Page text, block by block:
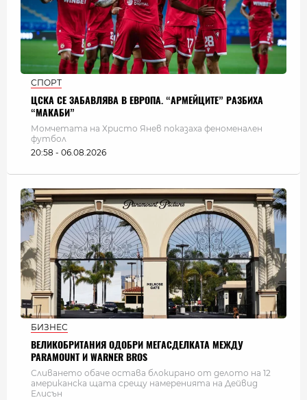
СПОРТ
ЦСКА СЕ ЗАБАВЛЯВА В ЕВРОПА. “АРМЕЙЦИТЕ” РАЗБИХА
“МАКАБИ”
Момчетата на Христо Янев показаха феноменален
футбол
20:58 - 06.08.2026
БИЗНЕС
ВЕЛИКОБРИТАНИЯ ОДОБРИ МЕГАСДЕЛКАТА МЕЖДУ
PARAMOUNT И WARNER BROS
Сливането обаче остава блокирано от делото на 12
американска щата срещу намеренията на Дейвид
Елисън